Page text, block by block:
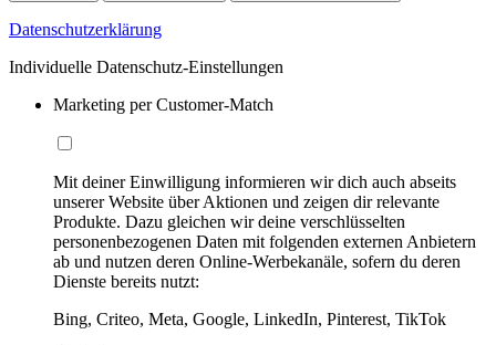
Datenschutzerklärung
Individuelle Datenschutz-Einstellungen
Marketing per Customer-Match
Mit deiner Einwilligung informieren wir dich auch abseits
unserer Website über Aktionen und zeigen dir relevante
Produkte. Dazu gleichen wir deine verschlüsselten
personenbezogenen Daten mit folgenden externen Anbietern
ab und nutzen deren Online-Werbekanäle, sofern du deren
Dienste bereits nutzt:
Bing, Criteo, Meta, Google, LinkedIn, Pinterest, TikTok